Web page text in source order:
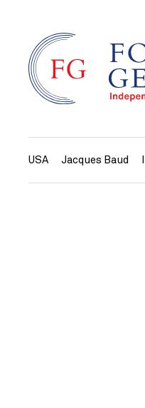
USA Jacques Baud